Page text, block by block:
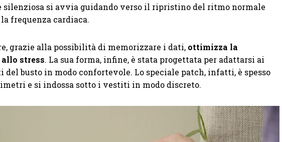
silenziosa si avvia guidando verso il ripristino del ritmo normale
frequenza cardiaca.
grazie alla possibilità di memorizzare i dati, ottimizza la
stress. La sua forma, infine, è stata progettata per adattarsi ai
del busto in modo confortevole. Lo speciale patch, infatti, è spesso
e si indossa sotto i vestiti in modo discreto.